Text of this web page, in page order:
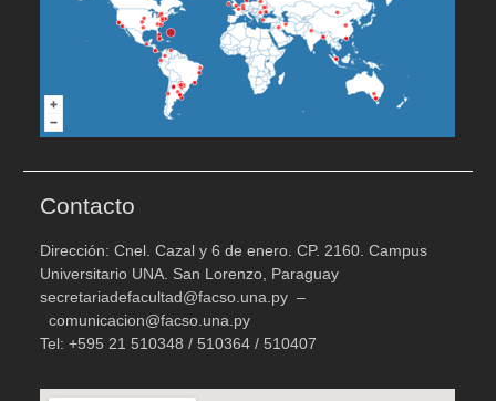
Contacto
Dirección: Cnel. Cazal y 6 de enero. CP. 2160. Campus
Universitario UNA. San Lorenzo, Paraguay
secretariadefacultad@facso.una.py –
comunicacion@facso.una.py
Tel: +595 21 510348 / 510364 / 510407